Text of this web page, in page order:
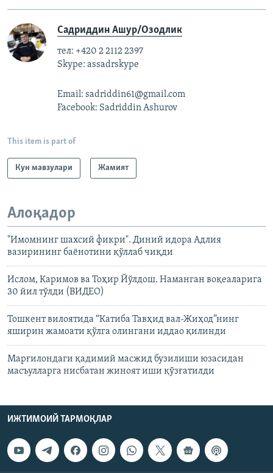
Садриддин Ашур/Озодлик
тел: +420 2 2112 2397
Skype: assadrskype
Email: sadriddin61@gmail.com
Facebook: Sadriddin Ashurov
This item is part of
Кун мавзулари Жамият
Алоқадор
"Имомнинг шахсий фикри". Диний идора Адлия
вазирининг баёнотини қўллаб чиқди
Ислом, Каримов ва Тоҳир Йўлдош. Наманган воқеаларига
30 йил тўлди (ВИДЕО)
Тошкент вилоятида “Катиба Тавҳид вал-Жиҳод”нинг
яширин жамоати қўлга олингани иддао қилинди
Марғилондаги қадимий масжид бузилиши юзасидан
масъулларга нисбатан жиноят иши қўзғатилди
ИЖТИМОИЙ ТАРМОҚЛАР